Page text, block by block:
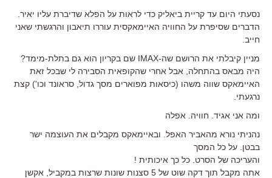
נסעתי היום עד קריית ביאליק כדי לראות על הפלא שדיברת עליו יאיר.
הדברים שסיפרת על החוויה האיימאקסית עוררו תיאבון והרגשתי שאני
חייב.
מניין קיבלתי את הרושם שה-IMAX שם בקריון הוא גם בתלת-מימד?
היה מבאס בהתחלה, אבל אחרי שהקופאית הסבירה לי שבכל זאת
האיימאקס שווה משהו (כיסאות מפוארים מסך גדול, סראונד וכו') קצת
נרגעתי.
ומה אני אגיד. חוויה. אפלה
נהניתי נורא מהאביר האפל. ובאיימאקס מקבלים את העוצמה ישר
בבטן. על כל המסך
והעריכה של הסרט. כל כך איכותית !
אתה מקבל תוך דקה שוט של 5 סצנות שונות שרצות במקביל, אקשן